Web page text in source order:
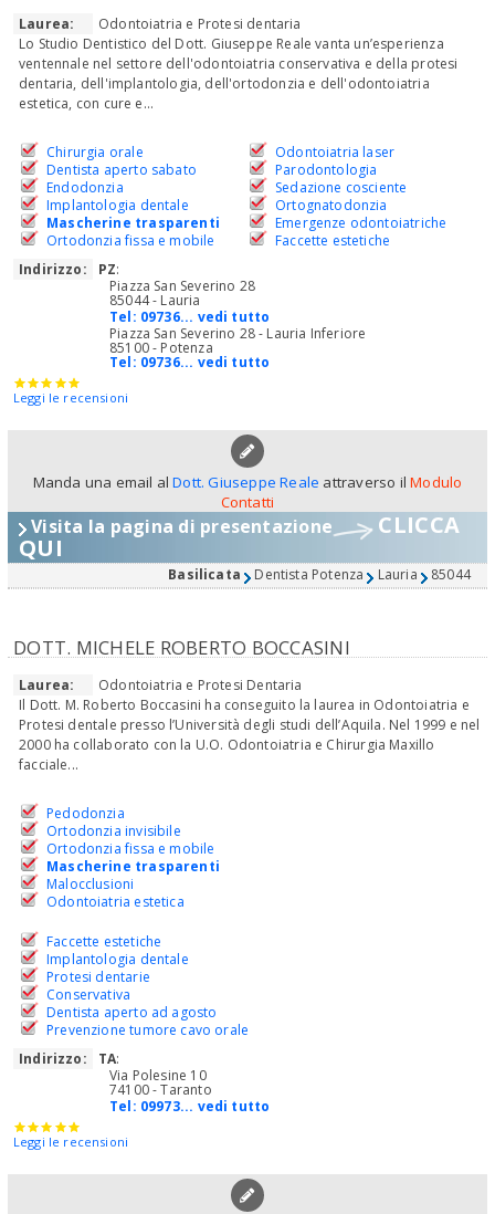
Laurea:
Odontoiatria e Protesi dentaria
Lo Studio Dentistico del Dott. Giuseppe Reale vanta un’esperienza
ventennale nel settore dell'odontoiatria conservativa e della protesi
dentaria, dell'implantologia, dell'ortodonzia e dell'odontoiatria
estetica, con cure e...
Chirurgia orale
Dentista aperto sabato
Endodonzia
Implantologia dentale
Mascherine trasparenti
Ortodonzia fissa e mobile
Odontoiatria laser
Parodontologia
Sedazione cosciente
Ortognatodonzia
Emergenze odontoiatriche
Faccette estetiche
Indirizzo:
PZ:
Piazza San Severino 28
85044 - Lauria
Tel: 09736... vedi tutto
Piazza San Severino 28 - Lauria Inferiore
85100 - Potenza
Tel: 09736... vedi tutto
Leggi le recensioni
Manda una email alDott. Giuseppe Reale attraverso ilModulo
Contatti
Visita la pagina di presentazione CLICCA
QUI
Basilicata Dentista Potenza Lauria 85044
DOTT. MICHELE ROBERTO BOCCASINI
Laurea:
Odontoiatria e Protesi Dentaria
Il Dott. M. Roberto Boccasini ha conseguito la laurea in Odontoiatria e
Protesi dentale presso l’Università degli studi dell’Aquila. Nel 1999 e nel
2000 ha collaborato con la U.O. Odontoiatria e Chirurgia Maxillo
facciale...
Pedodonzia
Ortodonzia invisibile
Ortodonzia fissa e mobile
Mascherine trasparenti
Malocclusioni
Odontoiatria estetica
Faccette estetiche
Implantologia dentale
Protesi dentarie
Conservativa
Dentista aperto ad agosto
Prevenzione tumore cavo orale
Indirizzo:
TA:
Via Polesine 10
74100 - Taranto
Tel: 09973... vedi tutto
Leggi le recensioni